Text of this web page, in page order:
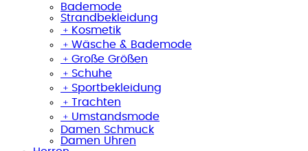
Bademode
Strandbekleidung
﹢ Kosmetik
﹢ Wäsche & Bademode
﹢ Große Größen
﹢ Schuhe
﹢ Sportbekleidung
﹢ Trachten
﹢ Umstandsmode
Damen Schmuck
Damen Uhren